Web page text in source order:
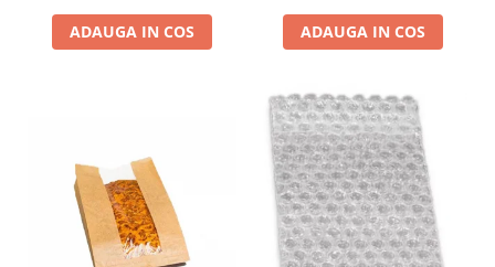
ADAUGA IN COS ADAUGA IN COS